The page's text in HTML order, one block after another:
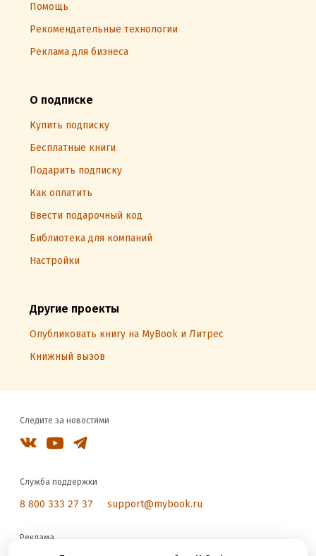
Помощь
Рекомендательные технологии
Реклама для бизнеса
О подписке
Купить подписку
Бесплатные книги
Подарить подписку
Как оплатить
Ввести подарочный код
Библиотека для компаний
Настройки
Другие проекты
Опубликовать книгу на MyBook и Литрес
Книжный вызов
Следите за новостями
Служба поддержки
8 800 333 27 37 support@mybook.ru
Реклама